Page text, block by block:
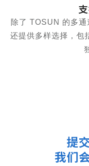
除了 TOSUN 的多
还提供多样选择，
提
我们